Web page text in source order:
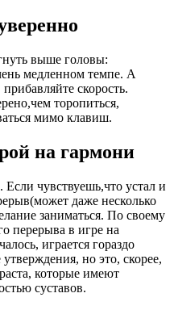
выше головы:
медленном темпе. А
скорость.
торопиться,
мимо клавиш.
на гармони
Если чувствуешь,что устал и
даже несколько
заниматься. По своему
перерыва в игре на
играется гораздо
но это, скорее,
которые имеют
суставов.